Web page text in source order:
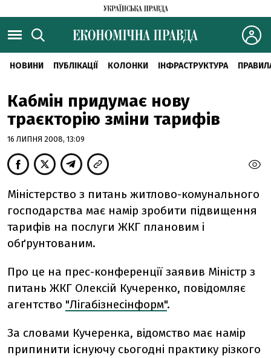
НОВИНИ ПУБЛІКАЦІЇ КОЛОНКИ ІНФРАСТРУКТУРА
Кабмін придумає нову
траєкторію зміни тарифів
16 ЛИПНЯ 2008, 13:09
Міністерство з питань житлово-комунального
господарства має намір зробити підвищення
тарифів на послуги ЖКГ плановим і
обґрунтованим.
Про це на прес-конференції заявив Міністр з
питань ЖКГ Олексій Кучеренко, повідомляє
агентство "Лігабізнесінформ".
За словами Кучеренка, відомство має намір
припинити існуючу сьогодні практику різкого